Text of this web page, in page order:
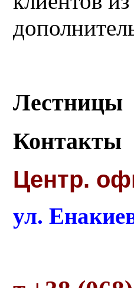
Лестницы
Контакты
Центр.
ул.